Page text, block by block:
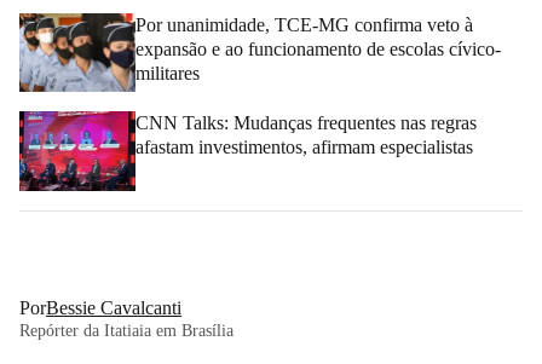
Por unanimidade, TCE-MG confirma veto à
expansão e ao funcionamento de escolas cívico-
militares
CNN Talks: Mudanças frequentes nas regras
afastam investimentos, afirmam especialistas
PorBessie Cavalcanti
Repórter da Itatiaia em Brasília